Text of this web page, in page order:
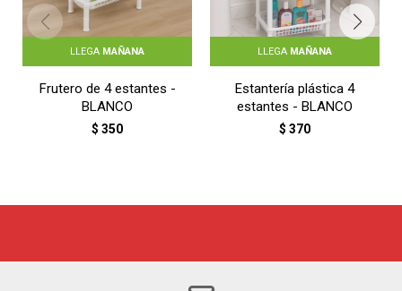
LLEGA MAÑANA
Frutero de 4 estantes -
BLANCO
$ 350
LLEGA MAÑANA
Estantería plástica 4
estantes - BLANCO
$ 370